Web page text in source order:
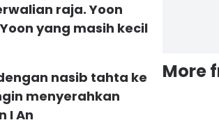
raja. Yoon
yang masih kecil
nasib tahta ke
menyerahkan
I An
More